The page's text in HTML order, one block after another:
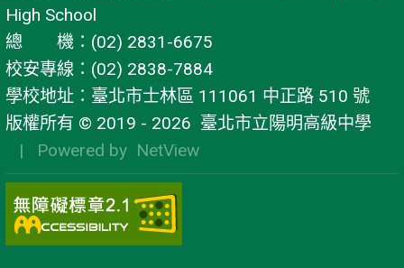
High School
總 機：(02) 2831-6675
校安專線：(02) 2838-7884
學校地址：臺北市士林區 111061 中正路 510 號
版權所有 © 2019 - 2026 臺北市立陽明高級中學
| Powered by NetView